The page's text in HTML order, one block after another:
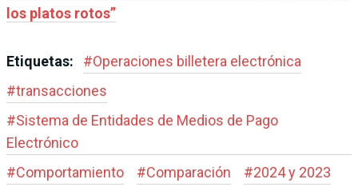
los platos rotos”
Etiquetas: #Operaciones billetera electrónica
#transacciones
#Sistema de Entidades de Medios de Pago
Electrónico
#Comportamiento #Comparación #2024 y 2023